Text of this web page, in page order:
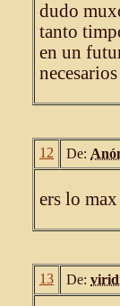
dudo
tanto
en un
12 De:
ers lo max
13 De: